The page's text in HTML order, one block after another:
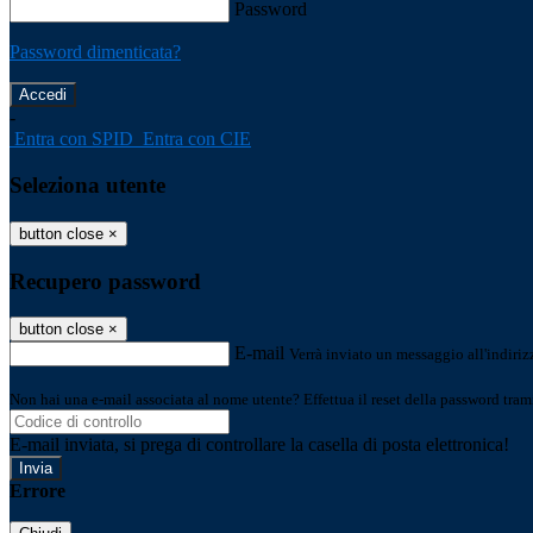
Password
Password dimenticata?
-
Entra con SPID Entra con CIE
Seleziona utente
button close ×
Recupero password
button close ×
E-mail Verrà inviato un messaggio
Non hai una e-mail associata al nome utente? Effettua il reset della password
E-mail inviata, si prega di controllare la casella di posta elettronica!
Errore